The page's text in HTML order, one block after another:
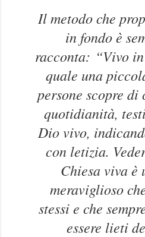
Il metodo che
in fondo è
racconta: “Vivo
quale una
persone scopre
quotidianità,
Dio vivo,
con letizia.
Chiesa viva è
meraviglioso
stessi e che
essere lieti